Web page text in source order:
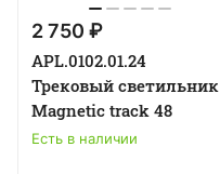
2 750 ₽
APL.0102.01.24
Трековый светильник
Magnetic track 48
Есть в наличии